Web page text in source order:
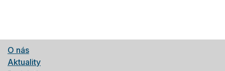
O nás
Aktuality